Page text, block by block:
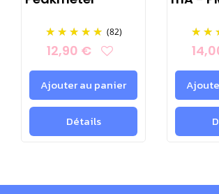
Fonctionnement de l'
téléphone sur le port USB-A femelle de
(82)
12,90 €
Ajouter au panier
Détails